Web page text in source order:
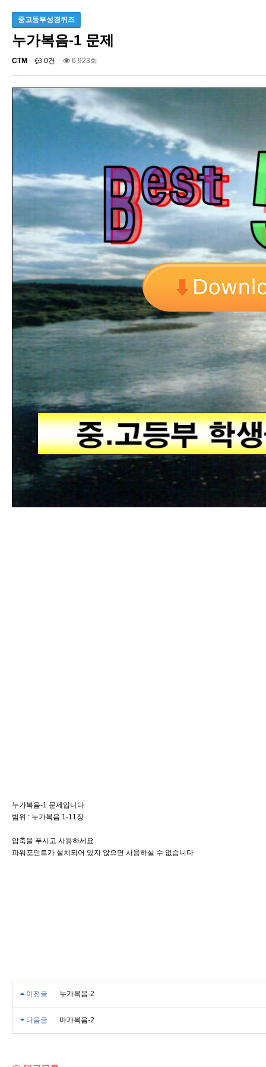
중고등부성경퀴즈
누가복음-1 문제
CTM 0건 6,923회
누가복음-1 문제입니다
범위 : 누가복음 1-11장
압축을 푸시고 사용하세요
파워포인트가 설치되어 있지 않으면 사용하실 수 없습니다
이전글 누가복음-2
다음글 마가복음-2